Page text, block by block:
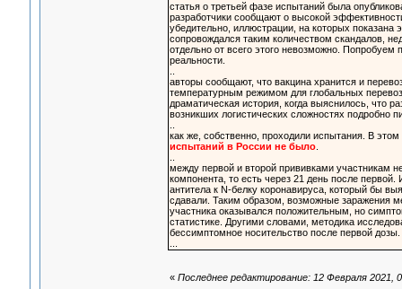
статья о третьей фазе испытаний была
разработчики сообщают о высокой
убедительно, иллюстрации, на которых
сопровождался таким количеством скандалов,
отдельно от всего этого невозможно.
реальности.
авторы сообщают, что вакцина хранится и
температурным режимом для глобальных
драматическая история, когда выяснилось, что
возникших логистических сложностях подробно
как же, собственно, проходили испытания. В
испытаний в России не было.
между первой и второй прививками участникам
компонента, то есть через 21 день после
антитела к N-белку коронавируса, который бы
сдавали. Таким образом, возможные заражения
участника оказывался положительным, но
статистике. Другими словами, методика
бессимптомное носительство после первой дозы.
« Последнее редактирование: 12 Февраля 2021,